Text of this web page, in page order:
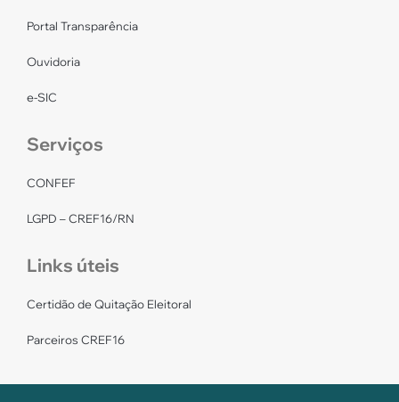
Portal Transparência
Ouvidoria
e-SIC
Serviços
CONFEF
LGPD – CREF16/RN
Links úteis
Certidão de Quitação Eleitoral
Parceiros CREF16